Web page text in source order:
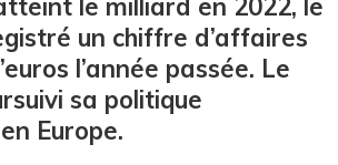
le milliard en 2022, le
un chiffre d’affaires
l’année passée. Le
sa politique
Europe.